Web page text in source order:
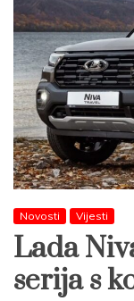
Novosti Vijesti
Lada
serija s